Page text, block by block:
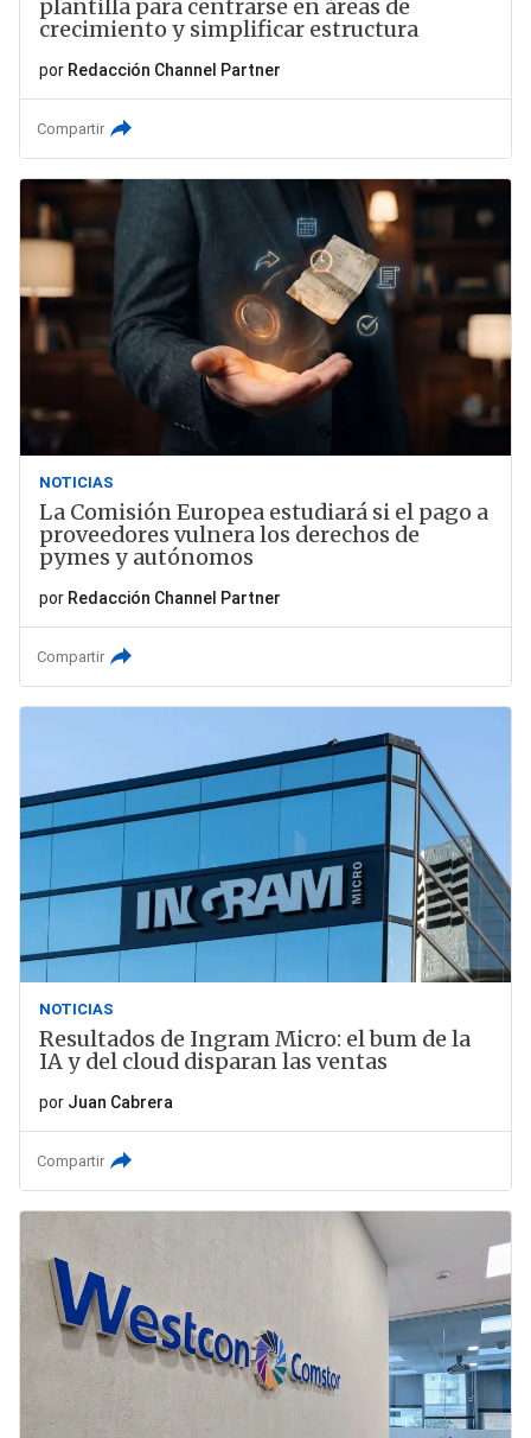
plantilla para centrarse en áreas de
crecimiento y simplificar estructura
por Redacción Channel Partner
Compartir
NOTICIAS
La Comisión Europea estudiará si el pago a
proveedores vulnera los derechos de
pymes y autónomos
por Redacción Channel Partner
Compartir
NOTICIAS
Resultados de Ingram Micro: el bum de la
IA y del cloud disparan las ventas
por Juan Cabrera
Compartir